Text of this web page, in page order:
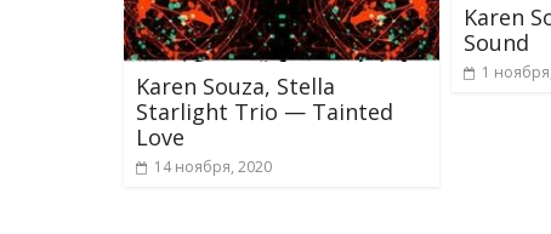
Karen Souza, Stella
Starlight Trio — Tainted
Love
14 ноября, 2020
Karen
Sound
1